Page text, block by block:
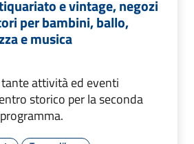
e vintage, negozi
per bambini, ballo,
e musica
attività ed eventi
storico per la seconda